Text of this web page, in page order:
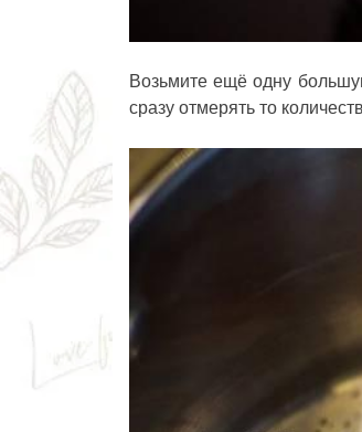
Возьмите ещё одну
сразу отмерять то